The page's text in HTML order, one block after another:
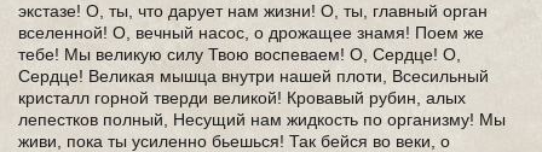
экстазе! О, ты, что дарует нам жизни! О, ты, главный орган
вселенной! О, вечный насос, о дрожащее знамя! Поем же
тебе! Мы великую силу Твою воспеваем! О, Сердце! О,
Сердце! Великая мышца внутри нашей плоти, Всесильный
кристалл горной тверди великой! Кровавый рубин, алых
лепестков полный, Несущий нам жидкость по организму! Мы
живи, пока ты усиленно бьешься! Так бейся во веки, о